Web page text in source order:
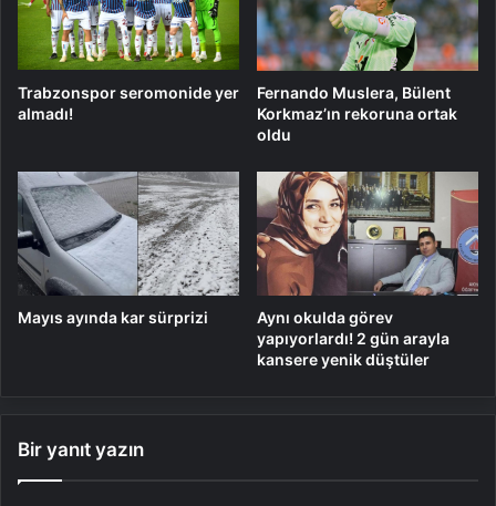
Trabzonspor seromonide yer
almadı!
Fernando Muslera, Bülent
Korkmaz’ın rekoruna ortak
oldu
Mayıs ayında kar sürprizi
Aynı okulda görev
yapıyorlardı! 2 gün arayla
kansere yenik düştüler
Bir yanıt yazın